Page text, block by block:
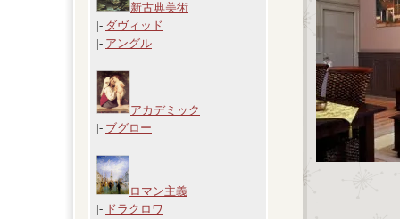
新古典美術
|- ダヴィッド
|- アングル
アカデミック
|- ブグロー
ロマン主義
|- ドラクロワ